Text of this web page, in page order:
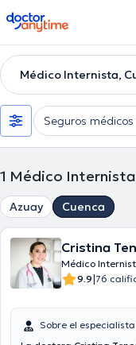
doctoranytime
Médico Internista,
Seguros médicos
1 Médico Internista
Azuay Cuenca
Cristina
Médico
9.9|76
Sobre el especialista